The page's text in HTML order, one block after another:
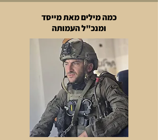
כמה מילים מאת מייסד
ומנכ"ל העמותה